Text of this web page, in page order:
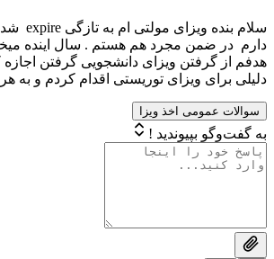
دارم در ضمن مجرد هم هستم . سال اینده
دلیلی برای ویزای توریستی اقدام کردم و به
سوالات عمومی اخذ ویزا
به گفت‌وگو بپیوندید !